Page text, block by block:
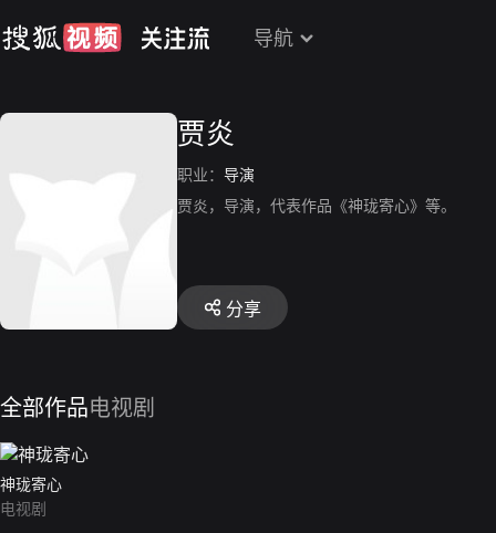
导航
贾炎
职业： 导演
贾炎，导演，代表作品《神珑寄心》等。
分享
全部作品电视剧
神珑寄心
电视剧